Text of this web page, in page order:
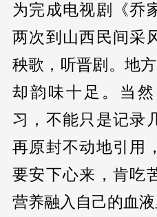
为完成电视剧《乔
两次到山西民间采
秧歌，听晋剧。地方
却韵味十足。当
习，不能只是记录
再原封不动地引用
要安下心来，肯吃
营养融入自己的血液